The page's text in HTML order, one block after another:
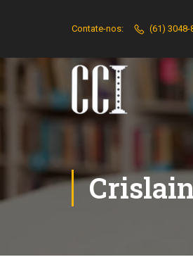
Contate-nos: (61) 3048-